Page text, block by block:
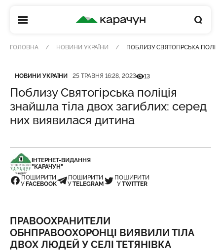
КАРАЧУН
ГОЛОВНА НОВИНИ УКРАЇНИ ПОБЛИЗУ СВЯТОГІРСЬКА
Категорія
НОВИНИ УКРАЇНИ
Дата публікації 25 ТРАВНЯ 16:28, 2023Кількість переглядів
13
Поблизу Святогірська поліція
знайшла тіла двох загиблих: серед
них виявилася дитина
ІНТЕРНЕТ-ВИДАННЯ
"КАРАЧУН"
ПОШИРИТИ
У FACEBOOK
ПОШИРИТИ
УTELEGRAM
ПОШИРИТИ
УTWITTER
ПРАВООХРАНИТЕЛИ
ОБНПРАВООХОРОНЦІ ВИЯВИЛИ ТІЛА
ДВОХ ЛЮДЕЙ У СЕЛІ ТЕТЯНІВКА